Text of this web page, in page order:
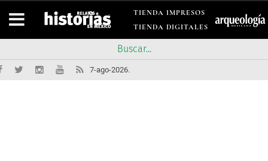
TIENDA IMPRESOS
TIENDA DIGITALES
7-ago-2026.